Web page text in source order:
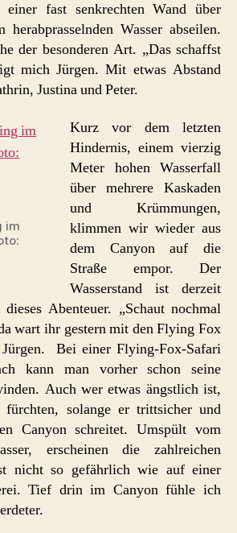
einer fast senkrechten Wand über
Wasser abseilen.
der besonderen Art. „Das schaffst
mich Jürgen. Mit etwas Abstand
Justina und Peter.
im
Kurz vor dem letzten
Hindernis, einem vierzig
Meter hohen Wasserfall
über mehrere Kaskaden
und Krümmungen,
klimmen wir wieder aus
dem Canyon auf die
Straße empor. Der
Wasserstand ist derzeit
Abenteuer. „Schaut nochmal
wart ihr gestern mit den Flying Fox
Jürgen. Bei einer Flying-Fox-Safari
kann man vorher schon seine
Auch wer etwas ängstlich ist,
solange er trittsicher und
Canyon schreitet. Umspült vom
erscheinen die zahlreichen
nicht so gefährlich wie auf einer
Tief drin im Canyon fühle ich